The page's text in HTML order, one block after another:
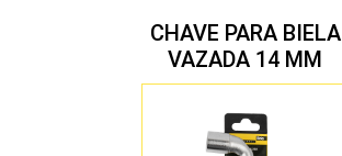
CHAVE PARA BIELA
VAZADA 14 MM